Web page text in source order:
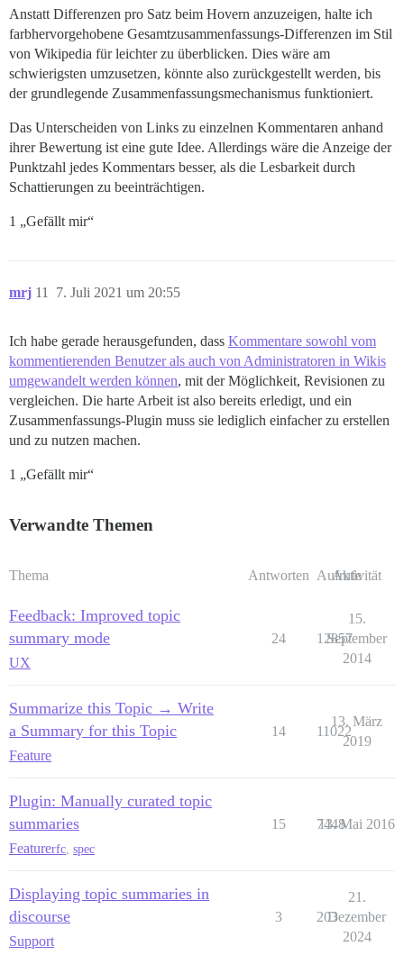
Anstatt Differenzen pro Satz beim Hovern anzuzeigen, halte ich
farbhervorgehobene Gesamtzusammenfassungs-Differenzen im Stil
von Wikipedia für leichter zu überblicken. Dies wäre am
schwierigsten umzusetzen, könnte also zurückgestellt werden, bis
der grundlegende Zusammenfassungsmechanismus funktioniert.
Das Unterscheiden von Links zu einzelnen Kommentaren anhand
ihrer Bewertung ist eine gute Idee. Allerdings wäre die Anzeige der
Punktzahl jedes Kommentars besser, als die Lesbarkeit durch
Schattierungen zu beeinträchtigen.
1 „Gefällt mir“
mrj 7. Juli 2021 um 20:55
11
Ich habe gerade herausgefunden, dass Kommentare sowohl vom
kommentierenden Benutzer als auch von Administratoren in Wikis
umgewandelt werden können, mit der Möglichkeit, Revisionen zu
vergleichen. Die harte Arbeit ist also bereits erledigt, und ein
Zusammenfassungs-Plugin muss sie lediglich einfacher zu erstellen
und zu nutzen machen.
1 „Gefällt mir“
Verwandte Themen
Thema Antworten Aufrufe
Aktivität
Feedback: Improved topic
summary mode
UX
24 12857
15.
September
2014
Summarize this Topic → Write
a Summary for this Topic
Feature
14 11022
13. März
2019
Plugin: Manually curated topic
summaries
Featurerfc spec
15 7448
13. Mai 2016
Displaying topic summaries in
discourse
Support
3 203
21.
Dezember
2024